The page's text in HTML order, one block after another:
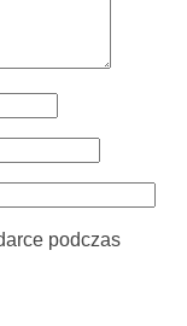
podczas